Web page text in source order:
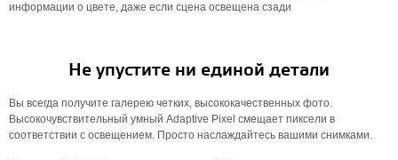
информации о цвете, даже если сцена освещена сзади
Не упустите ни единой детали
Вы всегда получите галерею четких, высококачественных фото.
Высокочувствительный умный Adaptive Pixel смещает пиксели в
соответствии с освещением. Просто наслаждайтесь вашими снимками.